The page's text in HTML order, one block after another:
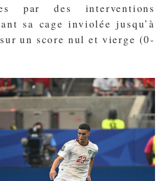
par des interventions
sa cage inviolée jusqu’à
un score nul et vierge (0-